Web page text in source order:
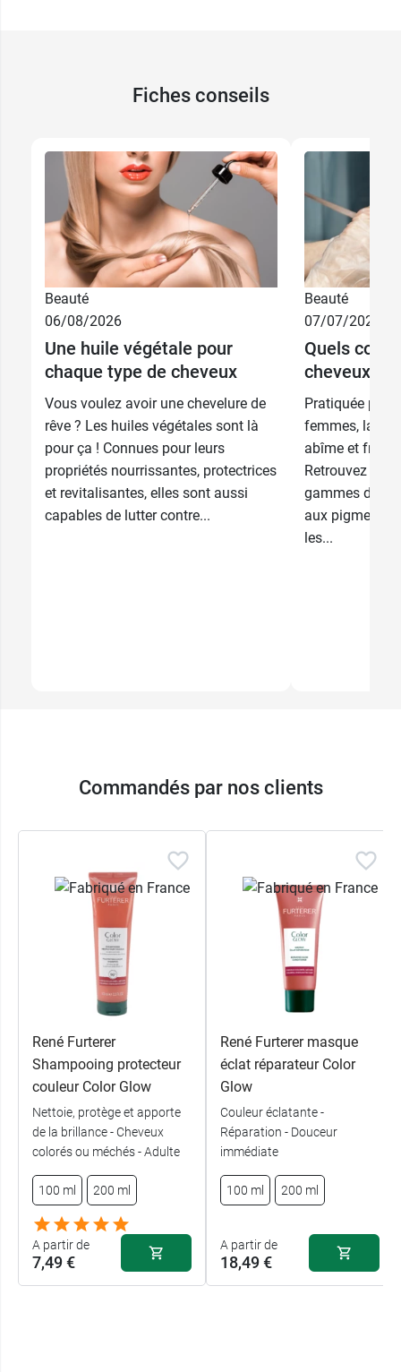
Fiches conseils
Beauté
06/08/2026
Une huile végétale pour
chaque type de cheveux
Vous voulez avoir une chevelure de
rêve ? Les huiles végétales sont là
pour ça ! Connues pour leurs
propriétés nourrissantes, protectrices
et revitalisantes, elles sont aussi
capables de lutter contre...
Beauté
07/07/2026
Quels
cheveux
Pratiquée par
femmes, la
abîme et
Retrouvez sur
gammes de
aux pigments
les...
Commandés par nos clients
René Furterer
Shampooing protecteur
couleur Color Glow
Nettoie, protège et apporte
de la brillance - Cheveux
colorés ou méchés - Adulte
100 ml 200 ml
A partir de
7,49 €
René Furterer masque
éclat réparateur Color
Glow
Couleur éclatante -
Réparation - Douceur
immédiate
100 ml 200 ml
A partir de
18,49 €